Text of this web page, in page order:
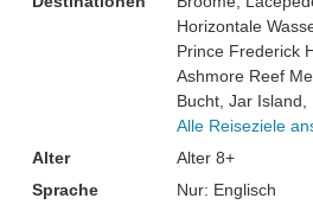
Horizontale
Prince Frederick
Ashmore Reef
Bucht , Jar Island
Alle Reiseziele
Alter
Alter 8+
Sprache
Nur: Englisch